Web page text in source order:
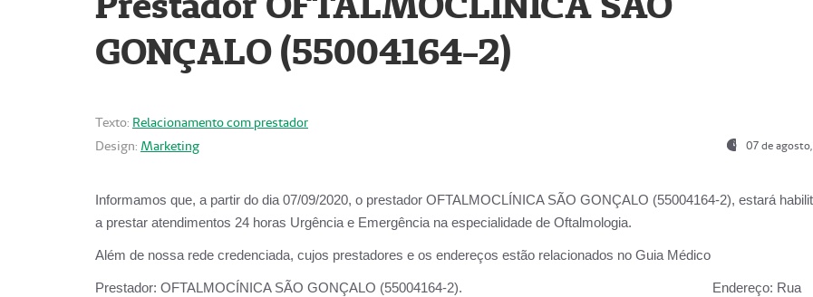
GONÇALO (55004164-2)
Texto: Relacionamento com prestador
Design: Marketing 07 de
Informamos que, a partir do dia 07/09/2020, o prestador OFTALMOCLÍNICA SÃO GONÇALO (55004164-2), estará
a prestar atendimentos 24 horas Urgência e Emergência na especialidade de Oftalmologia.
Além de nossa rede credenciada, cujos prestadores e os endereços estão relacionados no Guia Médico
Prestador: OFTALMOCÍNICA SÃO GONÇALO (55004164-2). Endereço: Rua